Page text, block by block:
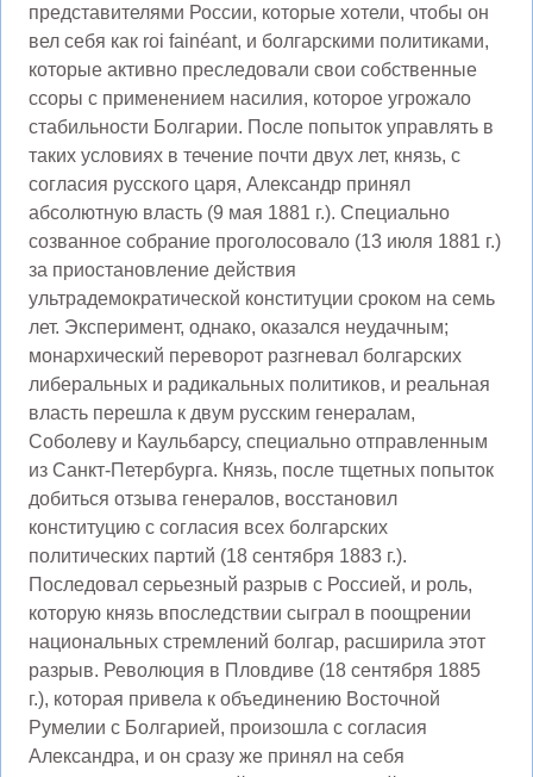
представителями России, которые хотели, чтобы он
вел себя как roi fainéant, и болгарскими политиками,
которые активно преследовали свои собственные
ссоры с применением насилия, которое угрожало
стабильности Болгарии. После попыток управлять в
таких условиях в течение почти двух лет, князь, с
согласия русского царя, Александр принял
абсолютную власть (9 мая 1881 г.). Специально
созванное собрание проголосовало (13 июля 1881 г.)
за приостановление действия
ультрадемократической конституции сроком на семь
лет. Эксперимент, однако, оказался неудачным;
монархический переворот разгневал болгарских
либеральных и радикальных политиков, и реальная
власть перешла к двум русским генералам,
Соболеву и Каульбарсу, специально отправленным
из Санкт-Петербурга. Князь, после тщетных попыток
добиться отзыва генералов, восстановил
конституцию с согласия всех болгарских
политических партий (18 сентября 1883 г.).
Последовал серьезный разрыв с Россией, и роль,
которую князь впоследствии сыграл в поощрении
национальных стремлений болгар, расширила этот
разрыв. Революция в Пловдиве (18 сентября 1885
г.), которая привела к объединению Восточной
Румелии с Болгарией, произошла с согласия
Александра, и он сразу же принял на себя